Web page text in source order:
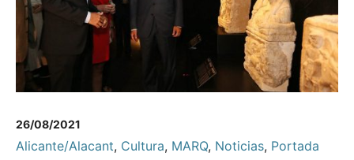
26/08/2021
Alicante/Alacant, Cultura, MARQ, Noticias, Portada